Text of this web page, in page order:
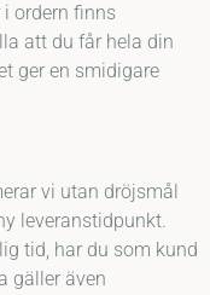
ordern finns
att du får hela din
ger en smidigare
vi utan dröjsmål
leveranstidpunkt.
tid, har du som kund
gäller även